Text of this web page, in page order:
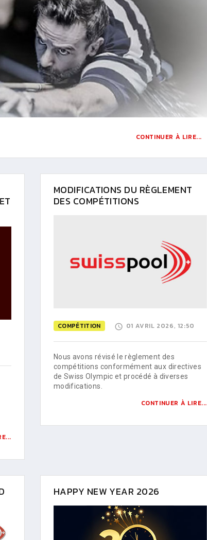
CONTINUER À LIRE...
MODIFICATIONS DU RÈGLEMENT
DES COMPÉTITIONS
COMPÉTITION 01 AVRIL 2026, 12:50
Nous avons révisé le règlement des
compétitions conformément aux directives
de Swiss Olympic et procédé à diverses
modifications.
CONTINUER À LIRE...
HAPPY NEW YEAR 2026